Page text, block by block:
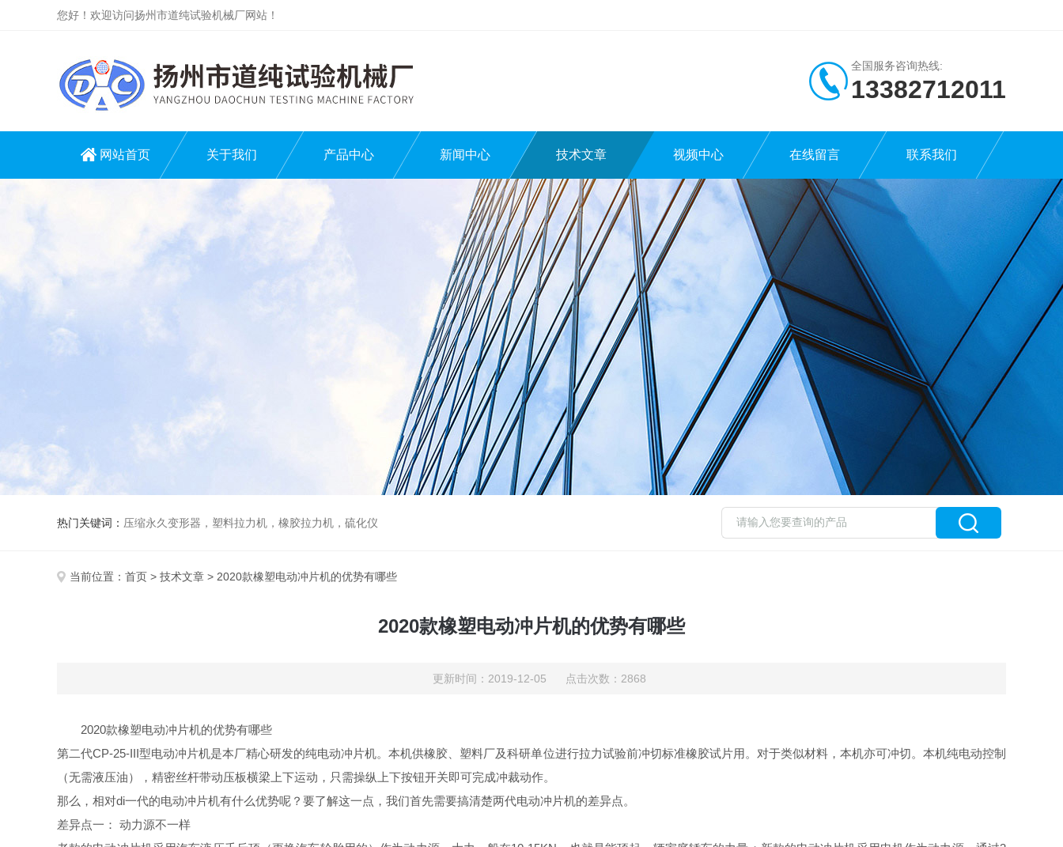
您好！欢迎访问扬州市道纯试验机械厂网站！
全国服务咨询热线:
13382712011
网站首页 关于我们 产品中心 新闻中心 技术文章 视频中心 在线留言 联系我们
热门关键词： 压缩永久变形器，塑料拉力机，橡胶拉力机，硫化仪
当前位置： 首页 > 技术文章 > 2020款橡塑电动冲片机的优势有哪些
2020款橡塑电动冲片机的优势有哪些
更新时间：2019-12-05 点击次数：2868
2020款橡塑电动冲片机的优势有哪些
第二代CP-25-III型电动冲片机是本厂精心研发的纯电动冲片机。本机供橡胶、塑料厂及科研单位进行拉力试验前冲切标准橡胶试片用。对于类似材料，本机亦可冲切。本机纯电动控制
（无需液压油），精密丝杆带动压板横梁上下运动，只需操纵上下按钮开关即可完成冲裁动作。
​那么，相对di一代的电动冲片机有什么优势呢？要了解这一点，我们首先需要搞清楚两代电动冲片机的差异点。
差异点一： 动力源不一样